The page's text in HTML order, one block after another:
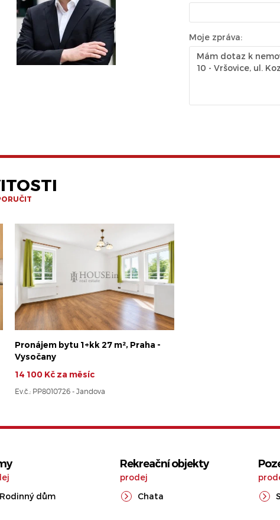
Moje zpráva:
Pronájem bytu 1+kk 27 m², Praha -
Vysočany
14 100 Kč za měsíc
Ev.č.: PP8010726 - Jandova
Rodinný dům
Rekreační objekty
prodej
Chata